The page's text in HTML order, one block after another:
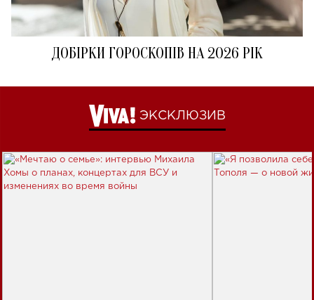
ДОБІРКИ ГОРОСКОПІВ НА 2026 РІК
ЭКСКЛЮЗИВ